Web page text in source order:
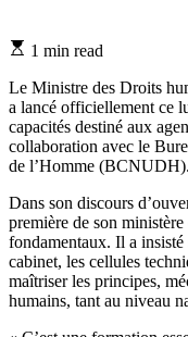
Estimated
time
1 min read
Le Ministre des Droits
a lancé officiellement ce
capacités destiné aux
collaboration avec le
de l’Homme (BCNUDH).
Dans son discours
première de son
fondamentaux. Il a insisté
cabinet, les cellules
maîtriser les principes,
humains, tant au niveau